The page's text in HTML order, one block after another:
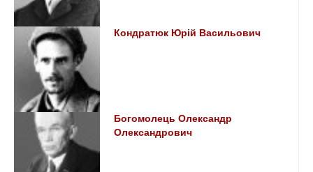
Кондратюк Юрій Васильович
Богомолець Олександр
Олександрович